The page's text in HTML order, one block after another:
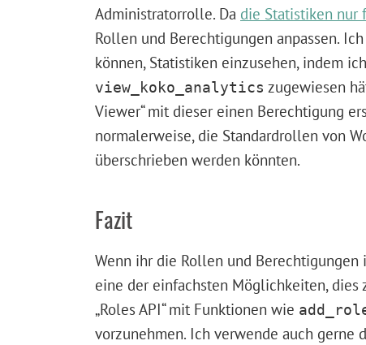
Administratorrolle. Da die Statistiken nur
Rollen und Berechtigungen anpassen.
können, Statistiken einzusehen, indem
view_koko_analytics zugewiesen
Viewer“ mit dieser einen Berechtigung
normalerweise, die Standardrollen von
überschrieben werden könnten.
Fazit
Wenn ihr die Rollen und Berechtigungen
eine der einfachsten Möglichkeiten,
„Roles API“ mit Funktionen wie
vorzunehmen. Ich verwende auch gerne